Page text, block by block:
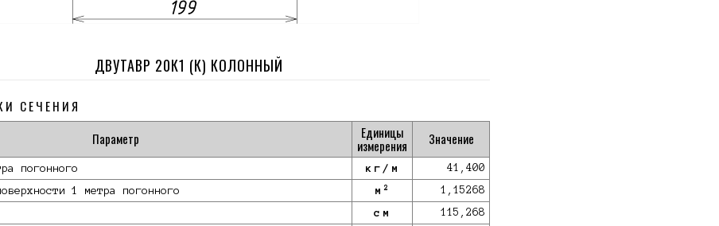
ДВУТАВР 20К1 (К) КОЛОННЫЙ
СЕЧЕНИЯ
Параметр
Единицы
измерения Значение
погонного кг/м 41,400
1 метра погонного м 2 1,15268
см 115,268